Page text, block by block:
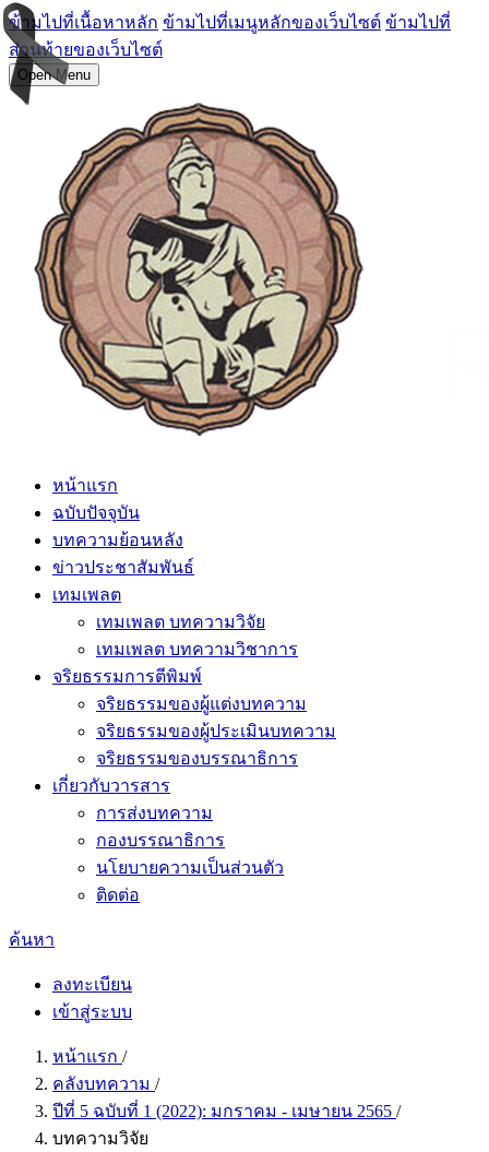
ข้ามไปที่เนื้อหาหลัก ข้ามไปที่เมนูหลักของเว็บไซต์ ข้ามไปที่
ส่วนท้ายของเว็บไซต์
Open Menu
หน้าแรก
ฉบับปัจจุบัน
บทความย้อนหลัง
ข่าวประชาสัมพันธ์
เทมเพลต
เทมเพลต บทความวิจัย
เทมเพลต บทความวิชาการ
จริยธรรมการตีพิมพ์
จริยธรรมของผู้แต่งบทความ
จริยธรรมของผู้ประเมินบทความ
จริยธรรมของบรรณาธิการ
เกี่ยวกับวารสาร
การส่งบทความ
กองบรรณาธิการ
นโยบายความเป็นส่วนตัว
ติดต่อ
ค้นหา
ลงทะเบียน
เข้าสู่ระบบ
หน้าแรก /
คลังบทความ /
ปีที่ 5 ฉบับที่ 1 (2022): มกราคม - เมษายน 2565 /
บทความวิจัย